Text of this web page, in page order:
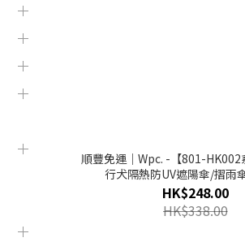
順豐免運｜Wpc. -【801-HK002
行犬隔熱防UV遮陽傘/摺雨
HK$248.00
HK$338.00